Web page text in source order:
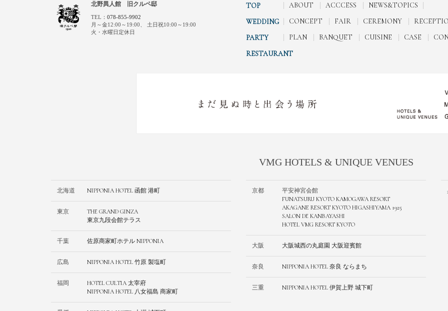
北野異人館 旧クルペ邸
TEL： 078-855-9902
月～金12:00～19:00、
土日祝10:00～19:00
火・水曜日定休日
TOP ABOUT ACCCESS
NEWS&TOPICS
WEDDING
CONCEPT FAIR CEREMONY
PARTY
PLAN BANQUET CUISINE CASE
RESTAURANT
VMG HOTELS & UNIQUE VENUES
北海道 NIPPONIA HOTEL 函館 港町
東京
THE GRAND GINZA
東京九段会館テラス
千葉 佐原商家町ホテル NIPPONIA
広島 NIPPONIA HOTEL 竹原 製塩町
福岡
HOTEL CULTIA 太宰府
NIPPONIA HOTEL 八女福島 商家町
京都
平安神宮会館
FUNATSURU KYOTO KAMOGAWA RESORT
AKAGANE RESORT KYOTO HIGASHIYAMA 1925
SALON DE KANBAYASHI
HOTEL VMG RESORT KYOTO
大阪 ⼤阪城⻄の丸庭園 ⼤阪迎賓館
奈良 NIPPONIA HOTEL 奈良 ならまち
三重 NIPPONIA HOTEL 伊賀上野 城下町